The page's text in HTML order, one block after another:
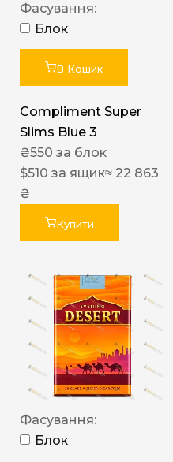
Фасування:
Блок
В Кошик
Compliment Super
Slims Blue 3
₴550 за блок
$510 за ящик≈ 22 863
₴
Купити
Фасування:
Блок